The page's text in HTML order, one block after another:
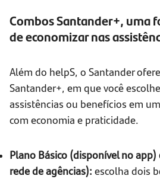
Combos Santander+, uma
de economizar nas
Além do helpS, o Santander
Santander+, em que você
assistências ou benefícios em
com economia e praticidade.
Plano Básico (disponível no
rede de agências): escolha dois